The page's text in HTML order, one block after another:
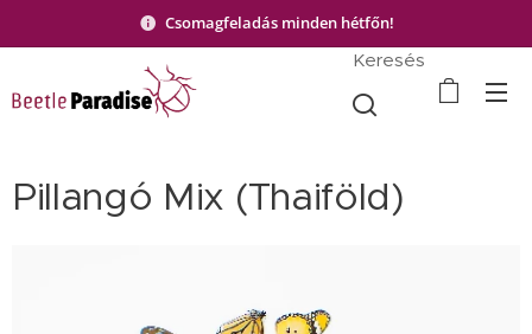
Csomagfeladás minden hétfőn!
Keresés
Pillangó Mix (Thaiföld)